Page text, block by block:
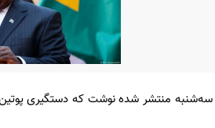
سه‌شنبه منتشر شده نوشت که دستگیری